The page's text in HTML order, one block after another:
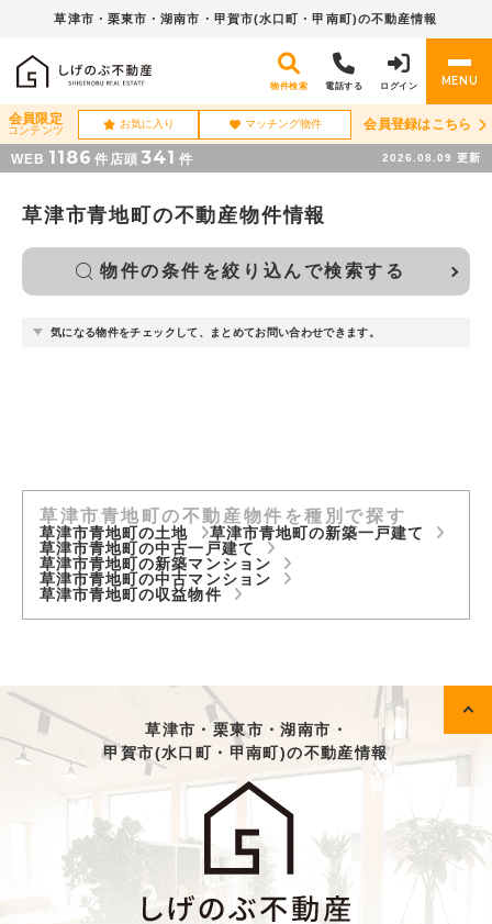
草津市・栗東市・湖南市・ 甲賀市(水口町・甲南町)の不動産情報
物件検索 電話する ログイン MENU
会員限定
コンテンツ
お気に入り マッチング物件 会員登録はこちら
WEB 1186 件 店頭 341 件 2026.08.09 更新
草津市青地町の不動産物件情報
物件の条件を絞り込んで検索する
気になる物件をチェックして、まとめてお問い合わせできます。
草津市青地町の不動産物件を種別で探す
草津市青地町の土地
草津市青地町の新築一戸建て
草津市青地町の中古一戸建て
草津市青地町の新築マンション
草津市青地町の中古マンション
草津市青地町の収益物件
草津市・栗東市・湖南市・
甲賀市(水口町・甲南町)の不動産情報